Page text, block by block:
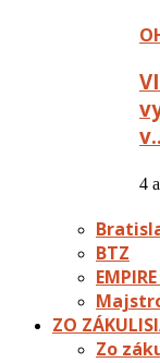
4
BTZ
ZO
Zo